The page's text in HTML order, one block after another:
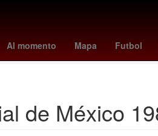
Al momento Mapa Futbol
gijón Selección de
Grandes Ligas de
de México